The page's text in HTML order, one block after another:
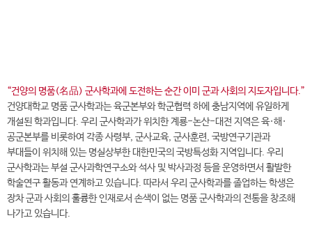
“건양의 명품(名品) 군사학과에 도전하는 순간 이미 군과 사회의 지도자입니다.”
건양대학교 명품 군사학과는 육군본부와 학군협력 하에 충남지역에 유일하게
개설된 학과입니다. 우리 군사학과가 위치한 계룡-논산-대전 지역은 육·해·
공군본부를 비롯하여 각종 사령부, 군사교육, 군사훈련, 국방연구기관과
부대들이 위치해 있는 명실상부한 대한민국의 국방특성화 지역입니다. 우리
군사학과는 부설 군사과학연구소와 석사 및 박사과정 등을 운영하면서 활발한
학술연구 활동과 연계하고 있습니다. 따라서 우리 군사학과를 졸업하는 학생은
장차 군과 사회의 훌륭한 인재로서 손색이 없는 명품 군사학과의 전통을 창조해
나가고 있습니다.